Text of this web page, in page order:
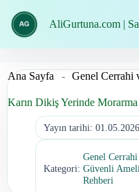
geç
AliGurtuna.com |
Ana Sayfa - Genel Cerrahi
Karın Dikiş Yerinde
Yayın tarihi:
Kategori:
Genel
Güvenli
Rehberi